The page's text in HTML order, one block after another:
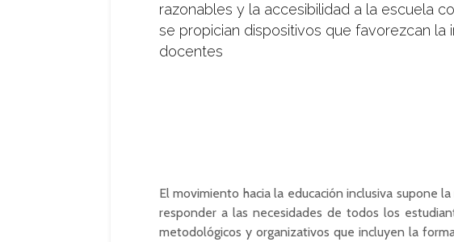
razonables y la accesibilidad a la escuela
se propician dispositivos que favorezcan la
docentes
El movimiento hacia la educación inclusiva supone
responder a las necesidades de todos los
metodológicos y organizativos que incluyen la